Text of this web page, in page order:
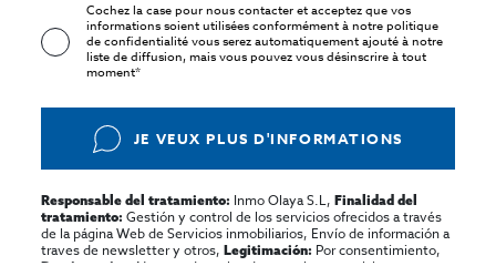
Cochez la case pour nous contacter et acceptez que vos
informations soient utilisées conformément à notrepolitique
de confidentialitévous serez automatiquement ajouté à notre
liste de diffusion, mais vous pouvez vous désinscrire à tout
moment*
JE VEUX PLUS D'INFORMATIONS
Responsable del tratamiento: Inmo Olaya S.L,Finalidad del
tratamiento: Gestión y control de los servicios ofrecidos a través
de la página Web de Servicios inmobiliarios, Envío de información a
traves de newsletter y otros,Legitimación: Por consentimiento,